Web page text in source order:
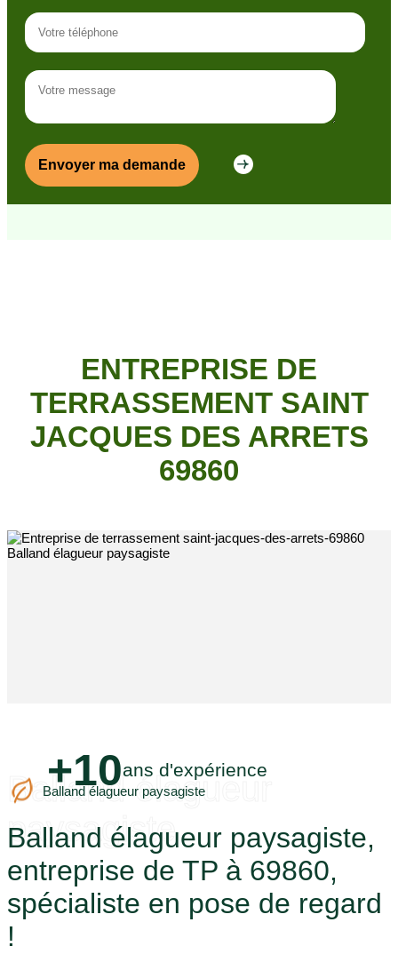
ENTREPRISE DE
TERRASSEMENT SAINT
JACQUES DES ARRETS
69860
+10ans d'expérience
Balland élagueur paysagiste
Balland élagueur
paysagiste
Balland élagueur paysagiste,
entreprise de TP à 69860,
spécialiste en pose de regard
!